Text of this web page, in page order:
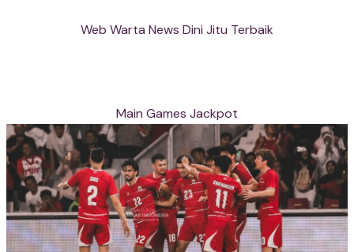
Web Warta News Dini Jitu Terbaik
Main Games Jackpot